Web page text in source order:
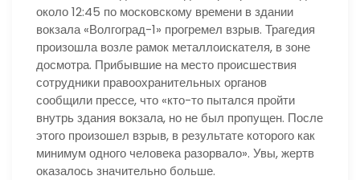
около 12:45 по московскому времени в здании
вокзала «Волгоград-1» прогремел взрыв. Трагедия
произошла возле рамок металлоискателя, в зоне
досмотра. Прибывшие на место происшествия
сотрудники правоохранительных органов
сообщили прессе, что «кто-то пытался пройти
внутрь здания вокзала, но не был пропущен. После
этого произошел взрыв, в результате которого как
минимум одного человека разорвало». Увы, жертв
оказалось значительно больше.